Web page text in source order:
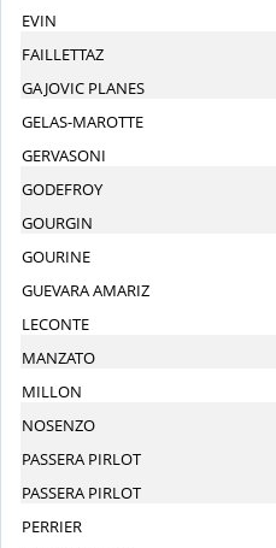
EVIN
FAILLETTAZ
GAJOVIC PLANES
GELAS-MAROTTE
GERVASONI
GODEFROY
GOURGIN
GOURINE
GUEVARA AMARIZ
LECONTE
MANZATO
MILLON
NOSENZO
PASSERA PIRLOT
PASSERA PIRLOT
PERRIER